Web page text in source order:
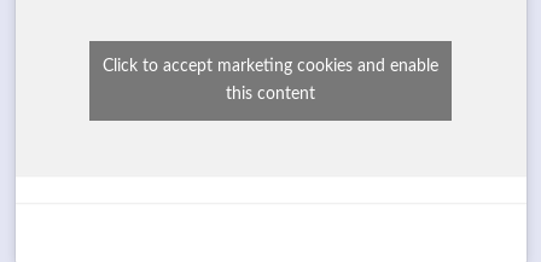
Click to accept marketing cookies and enable
this content